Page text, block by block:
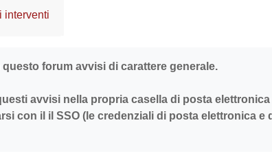
interventi
forum avvisi di carattere generale.
avvisi nella propria casella di posta
con il il SSO (le credenziali di posta elettronica e